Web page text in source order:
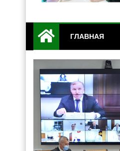
"Дружба"
ГЛАВНАЯ